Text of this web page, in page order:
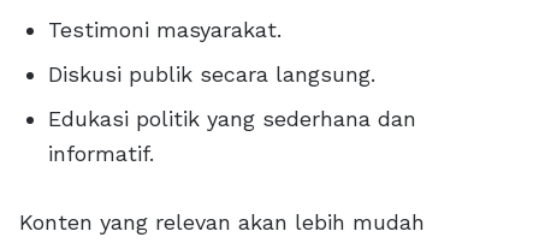
Testimoni masyarakat.
Diskusi publik secara langsung.
Edukasi politik yang sederhana dan
informatif.
Konten yang relevan akan lebih mudah